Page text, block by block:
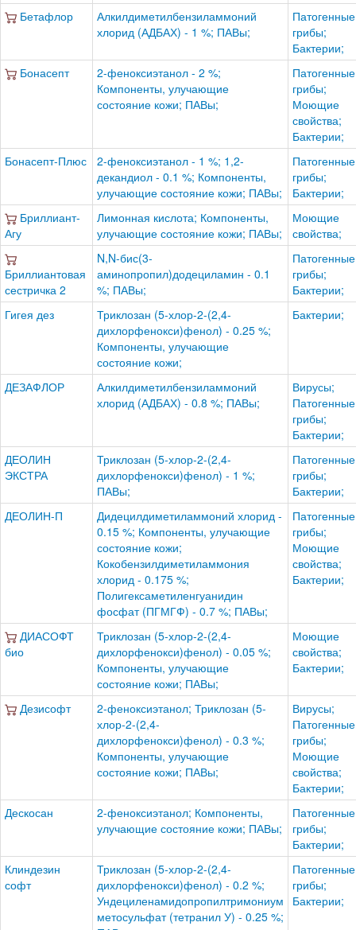
Бетафлор
Алкилдиметилбензиламмоний
хлорид (АДБАХ) - 1 %; ПАВы;
Патогенные
грибы;
Бактерии;
Бонасепт
2-феноксиэтанол - 2 %;
Компоненты, улучающие
состояние кожи; ПАВы;
Патогенные
грибы;
Моющие
свойства;
Бактерии;
Бонасепт-Плюс
2-феноксиэтанол - 1 %; 1,2-
декандиол - 0.1 %; Компоненты,
улучающие состояние кожи; ПАВы;
Патогенные
грибы;
Бактерии;
Бриллиант-
Агу
Лимонная кислота; Компоненты,
улучающие состояние кожи; ПАВы;
Моющие
свойства;
Бриллиантовая
сестричка 2
N,N-бис(3-
аминопропил)додециламин - 0.1
%; ПАВы;
Патогенные
грибы;
Бактерии;
Гигея дез
Триклозан (5-хлор-2-(2,4-
дихлорфенокси)фенол) - 0.25 %;
Компоненты, улучающие
состояние кожи;
Бактерии;
ДЕЗАФЛОР
Алкилдиметилбензиламмоний
хлорид (АДБАХ) - 0.8 %; ПАВы;
Вирусы;
Патогенные
грибы;
Бактерии;
ДЕОЛИН
ЭКСТРА
Триклозан (5-хлор-2-(2,4-
дихлорфенокси)фенол) - 1 %;
ПАВы;
Патогенные
грибы;
Бактерии;
ДЕОЛИН-П
Дидецилдиметиламмоний хлорид -
0.15 %; Компоненты, улучающие
состояние кожи;
Кокобензилдиметиламмония
хлорид - 0.175 %;
Полигексаметиленгуанидин
фосфат (ПГМГФ) - 0.7 %; ПАВы;
Патогенные
грибы;
Моющие
свойства;
Бактерии;
ДИАСОФТ
био
Триклозан (5-хлор-2-(2,4-
дихлорфенокси)фенол) - 0.05 %;
Компоненты, улучающие
состояние кожи; ПАВы;
Моющие
свойства;
Бактерии;
Дезисофт
2-феноксиэтанол; Триклозан (5-
хлор-2-(2,4-
дихлорфенокси)фенол) - 0.3 %;
Компоненты, улучающие
состояние кожи; ПАВы;
Вирусы;
Патогенные
грибы;
Моющие
свойства;
Бактерии;
Дескосан
2-феноксиэтанол; Компоненты,
улучающие состояние кожи; ПАВы;
Патогенные
грибы;
Бактерии;
Клиндезин
софт
Триклозан (5-хлор-2-(2,4-
дихлорфенокси)фенол) - 0.2 %;
Ундециленамидопропилтримониум
метосульфат (тетранил У) - 0.25 %;
Патогенные
грибы;
Бактерии;